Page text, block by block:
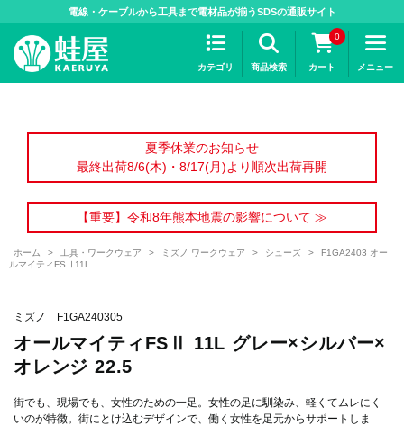
電線・ケーブルから工具まで電材品が揃うSDSの通販サイト
カテゴリ 商品検索
0
カート メニュー
夏季休業のお知らせ
最終出荷8/6(木)・8/17(月)より順次出荷再開
【重要】令和8年熊本地震の影響について ≫
ホーム > 工具・ワークウェア > ミズノ ワークウェア > シューズ >
F1GA2403 オー
ルマイティFSⅡ11L
ミズノ F1GA240305
オールマイティFSⅡ 11L グレー×シルバー×
オレンジ 22.5
街でも、現場でも、女性のための一足。女性の足に馴染み、軽くてムレにく
いのが特徴。街にとけ込むデザインで、働く女性を足元からサポートしま